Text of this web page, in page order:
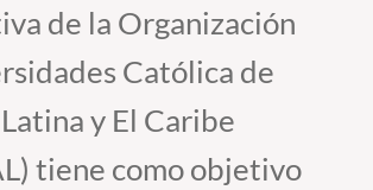
de la Organización
Católica de
y El Caribe
tiene como objetivo